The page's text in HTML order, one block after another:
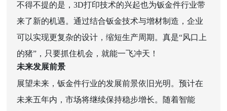
不得不提的是，3D打印技术的兴起也为钣金件行业带
来了新的机遇。通过结合钣金技术与增材制造，企业
可以实现更复杂的设计，缩短生产周期。真是“风口上
的猪”，只要抓住机会，就能一飞冲天！
未来发展前景
展望未来，钣金件行业的发展前景依旧光明。预计在
未来五年内，市场将继续保持稳步增长。随着智能